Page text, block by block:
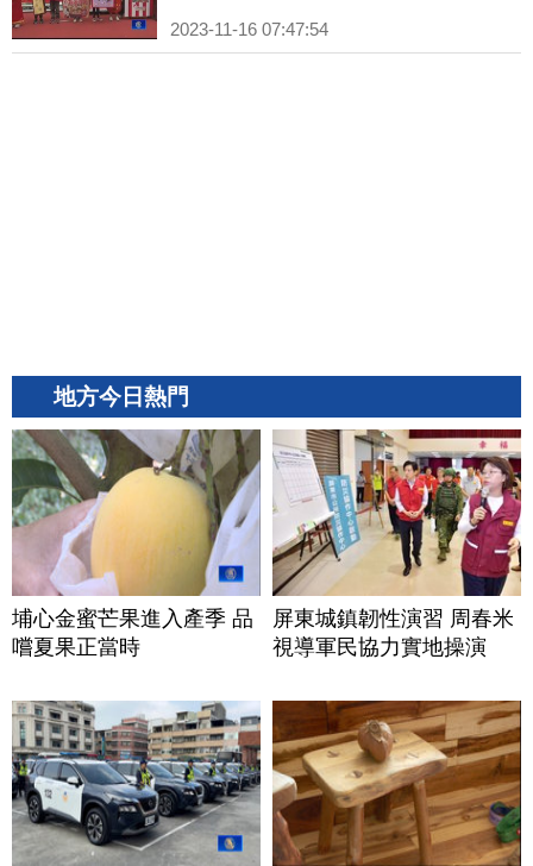
2023-11-16 07:47:54
地方今日熱門
埔心金蜜芒果進入產季 品
嚐夏果正當時
屏東城鎮韌性演習 周春米
視導軍民協力實地操演